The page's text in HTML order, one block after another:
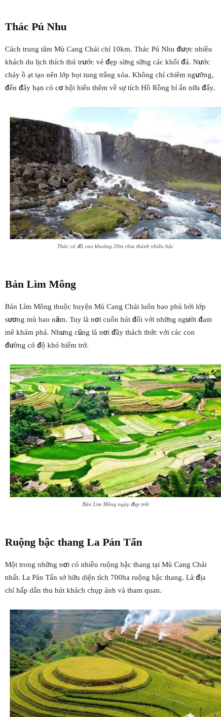
Thác Pú Nhu
Cách trung tâm Mù Cang Chải chỉ 10km. Thác Pú Nhu được nhiều
khách du lịch thích thú trước vẻ đẹp sừng sững các khối đá. Nước
chảy ồ ạt tạo nên lớp bọt tung trắng xóa. Không chỉ chiêm ngưỡng,
đến đây bạn có cơ hội hiểu thêm về sự tích Hồ Rồng bí ẩn nữa đấy.
Thác có độ cao khoảng 20m chia thành nhiều bậc
Bản Lìm Mông
Bản Lìm Mông thuộc huyện Mù Cang Chải luôn bao phủ bởi lớp
sương mù bao năm. Tuy là nơi cuốn hút đối với những người đam
mê khám phá. Nhưng cũng là nơi đầy thách thức với các con
đường có độ khó hiểm trở.
Bản Lìm Mông ngày đẹp trời
Ruộng bậc thang La Pán Tẩn
Một trong những nơi có nhiều ruộng bậc thang tại Mù Cang Chải
nhất. La Pán Tẩn sở hữu diện tích 700ha ruộng bậc thang. Là địa
chỉ hấp dẫn thu hút khách chụp ảnh và tham quan.